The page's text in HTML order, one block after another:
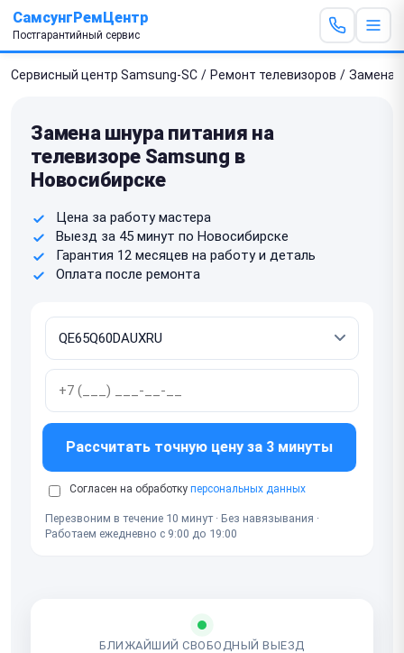
СамсунгРемЦентр
Постгарантийный сервис
Сервисный центр Samsung-SC / Ремонт телевизоров / Замена
Замена шнура питания на
телевизоре Samsung в
Новосибирске
Цена за работу мастера
Выезд за 45 минут по Новосибирске
Гарантия 12 месяцев на работу и деталь
Оплата после ремонта
Рассчитать точную цену за 3 минуты
Согласен на обработку персональных данных
Перезвоним в течение 10 минут · Без навязывания ·
Работаем ежедневно с 9:00 до 19:00
БЛИЖАЙШИЙ СВОБОДНЫЙ ВЫЕЗД